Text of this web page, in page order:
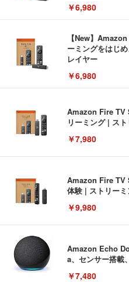
￥6,980
【New】
ーミングをはじ
レイヤー
￥6,980
Amazon Fire TV
リーミング | ス
￥7,980
Amazon Fire TV
体験 | ストリー
￥9,980
Amazon Echo
a、センサー搭載
￥7,480